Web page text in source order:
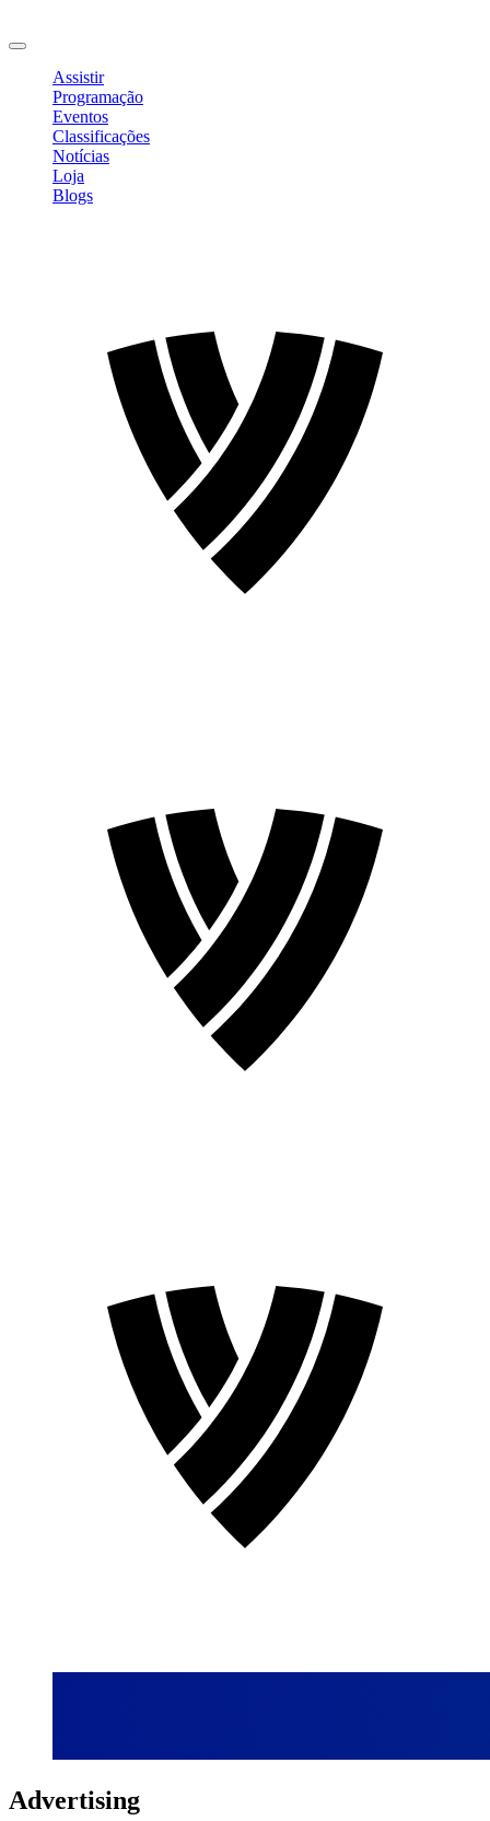
Assistir
Programação
Eventos
Classificações
Notícias
Loja
Blogs
Advertising